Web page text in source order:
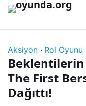
İçeriğe geç
Aksiyon · Rol Oyunu
Beklentilerin
The First
Dağıttı!